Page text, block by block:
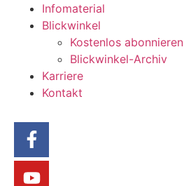
Infomaterial
Blickwinkel
Kostenlos abonnieren
Blickwinkel-Archiv
Karriere
Kontakt